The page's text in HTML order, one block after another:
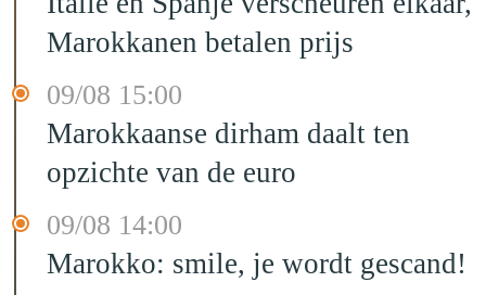
Marokkanen betalen prijs
09/08 15:00
Marokkaanse dirham daalt ten
opzichte van de euro
09/08 14:00
Marokko: smile, je wordt gescand!